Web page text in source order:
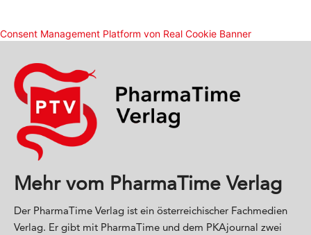
Mehr vom PharmaTime Verlag
Der PharmaTime Verlag ist ein österreichischer Fachmedien
Verlag. Er gibt mit PharmaTime und dem PKAjournal zwei